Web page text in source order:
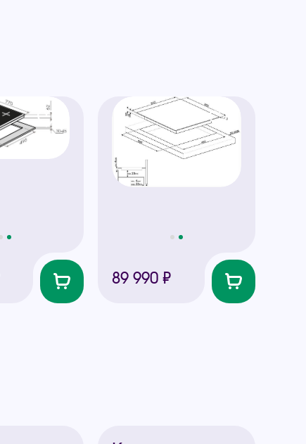
89 990 ₽